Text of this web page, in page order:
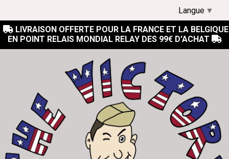
 LIVRAISON OFFERTE POUR LA FRANCE ET LA BELGIQUE
EN POINT RELAIS MONDIAL RELAY DES 99€ D'ACHAT 
Langue ▼